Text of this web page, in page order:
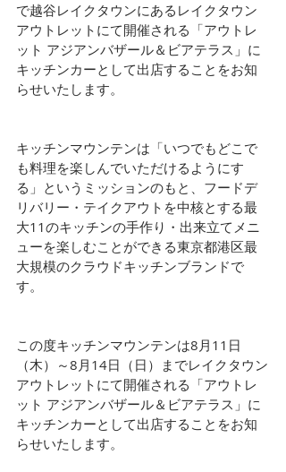
で越谷レイクタウンにあるレイクタウン
アウトレットにて開催される「アウトレ
ット アジアンバザール＆ビアテラス」に
キッチンカーとして出店することをお知
らせいたします。
キッチンマウンテンは「いつでもどこで
も料理を楽しんでいただけるようにす
る」というミッションのもと、フードデ
リバリー・テイクアウトを中核とする最
大11のキッチンの手作り・出来立てメニ
ューを楽しむことができる東京都港区最
大規模のクラウドキッチンブランドで
す。
この度キッチンマウンテンは8月11日
（木）～8月14日（日）までレイクタウン
アウトレットにて開催される「アウトレ
ット アジアンバザール＆ビアテラス」に
キッチンカーとして出店することをお知
らせいたします。